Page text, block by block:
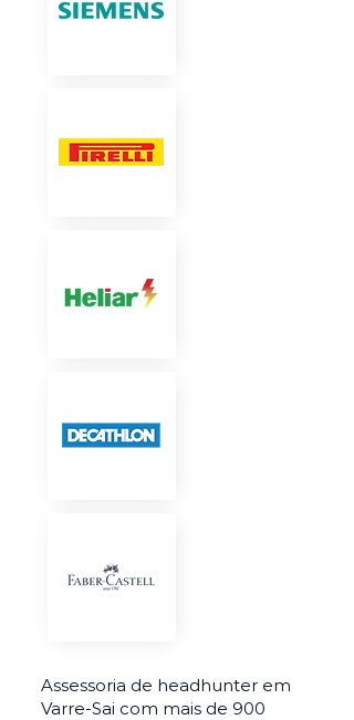
Assessoria de headhunter em
Varre-Sai com mais de 900